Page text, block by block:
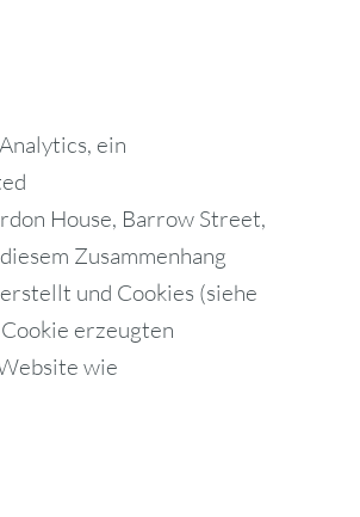
ein
House, Barrow Street,
Zusammenhang
und Cookies (siehe
erzeugten
wie